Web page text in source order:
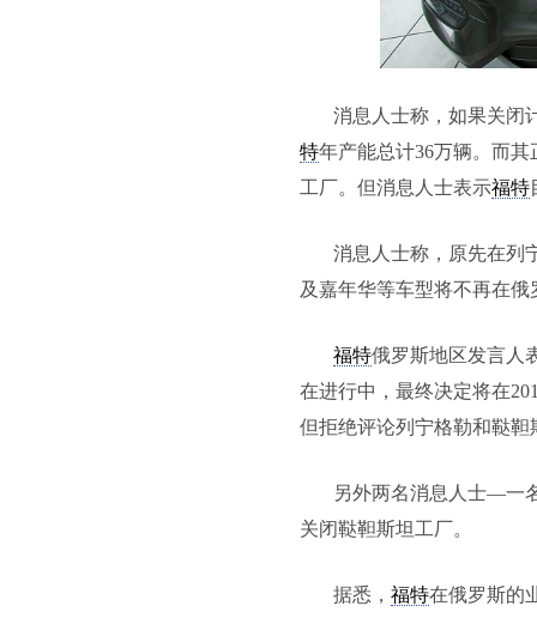
消息人士称，如果关闭
特年产能总计36万辆。而
工厂。但消息人士表示福特
消息人士称，原先在列
及嘉年华等车型将不再在
福特俄罗斯地区发言人
在进行中，最终决定将在
但拒绝评论列宁格勒和鞑
另外两名消息人士—一
关闭鞑靼斯坦工厂。
据悉， 福特在俄罗斯的